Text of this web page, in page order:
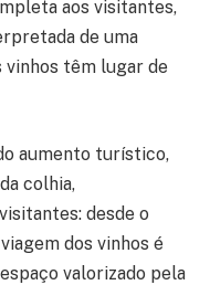
aos visitantes,
de uma
vinhos têm lugar de
aumento turístico,
colhia,
desde o
dos vinhos é
valorizado pela